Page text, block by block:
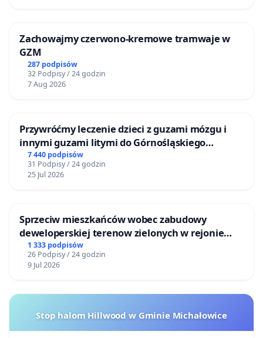
Zachowajmy czerwono-kremowe tramwaje w
GZM
287 podpisów
32 Podpisy / 24 godzin
7 Aug 2026
Przywróćmy leczenie dzieci z guzami mózgu i
innymi guzami litymi do Górnośląskiego
Centrum Zdrowia Dziecka w Katowicach
7 440 podpisów
31 Podpisy / 24 godzin
25 Jul 2026
Sprzeciw mieszkańców wobec zabudowy
deweloperskiej terenow zielonych w rejonie
Bulwarów Straceńskich w Bielsku-Białej
1 333 podpisów
26 Podpisy / 24 godzin
9 Jul 2026
Stop halom Hillwood w Gminie Michałowice